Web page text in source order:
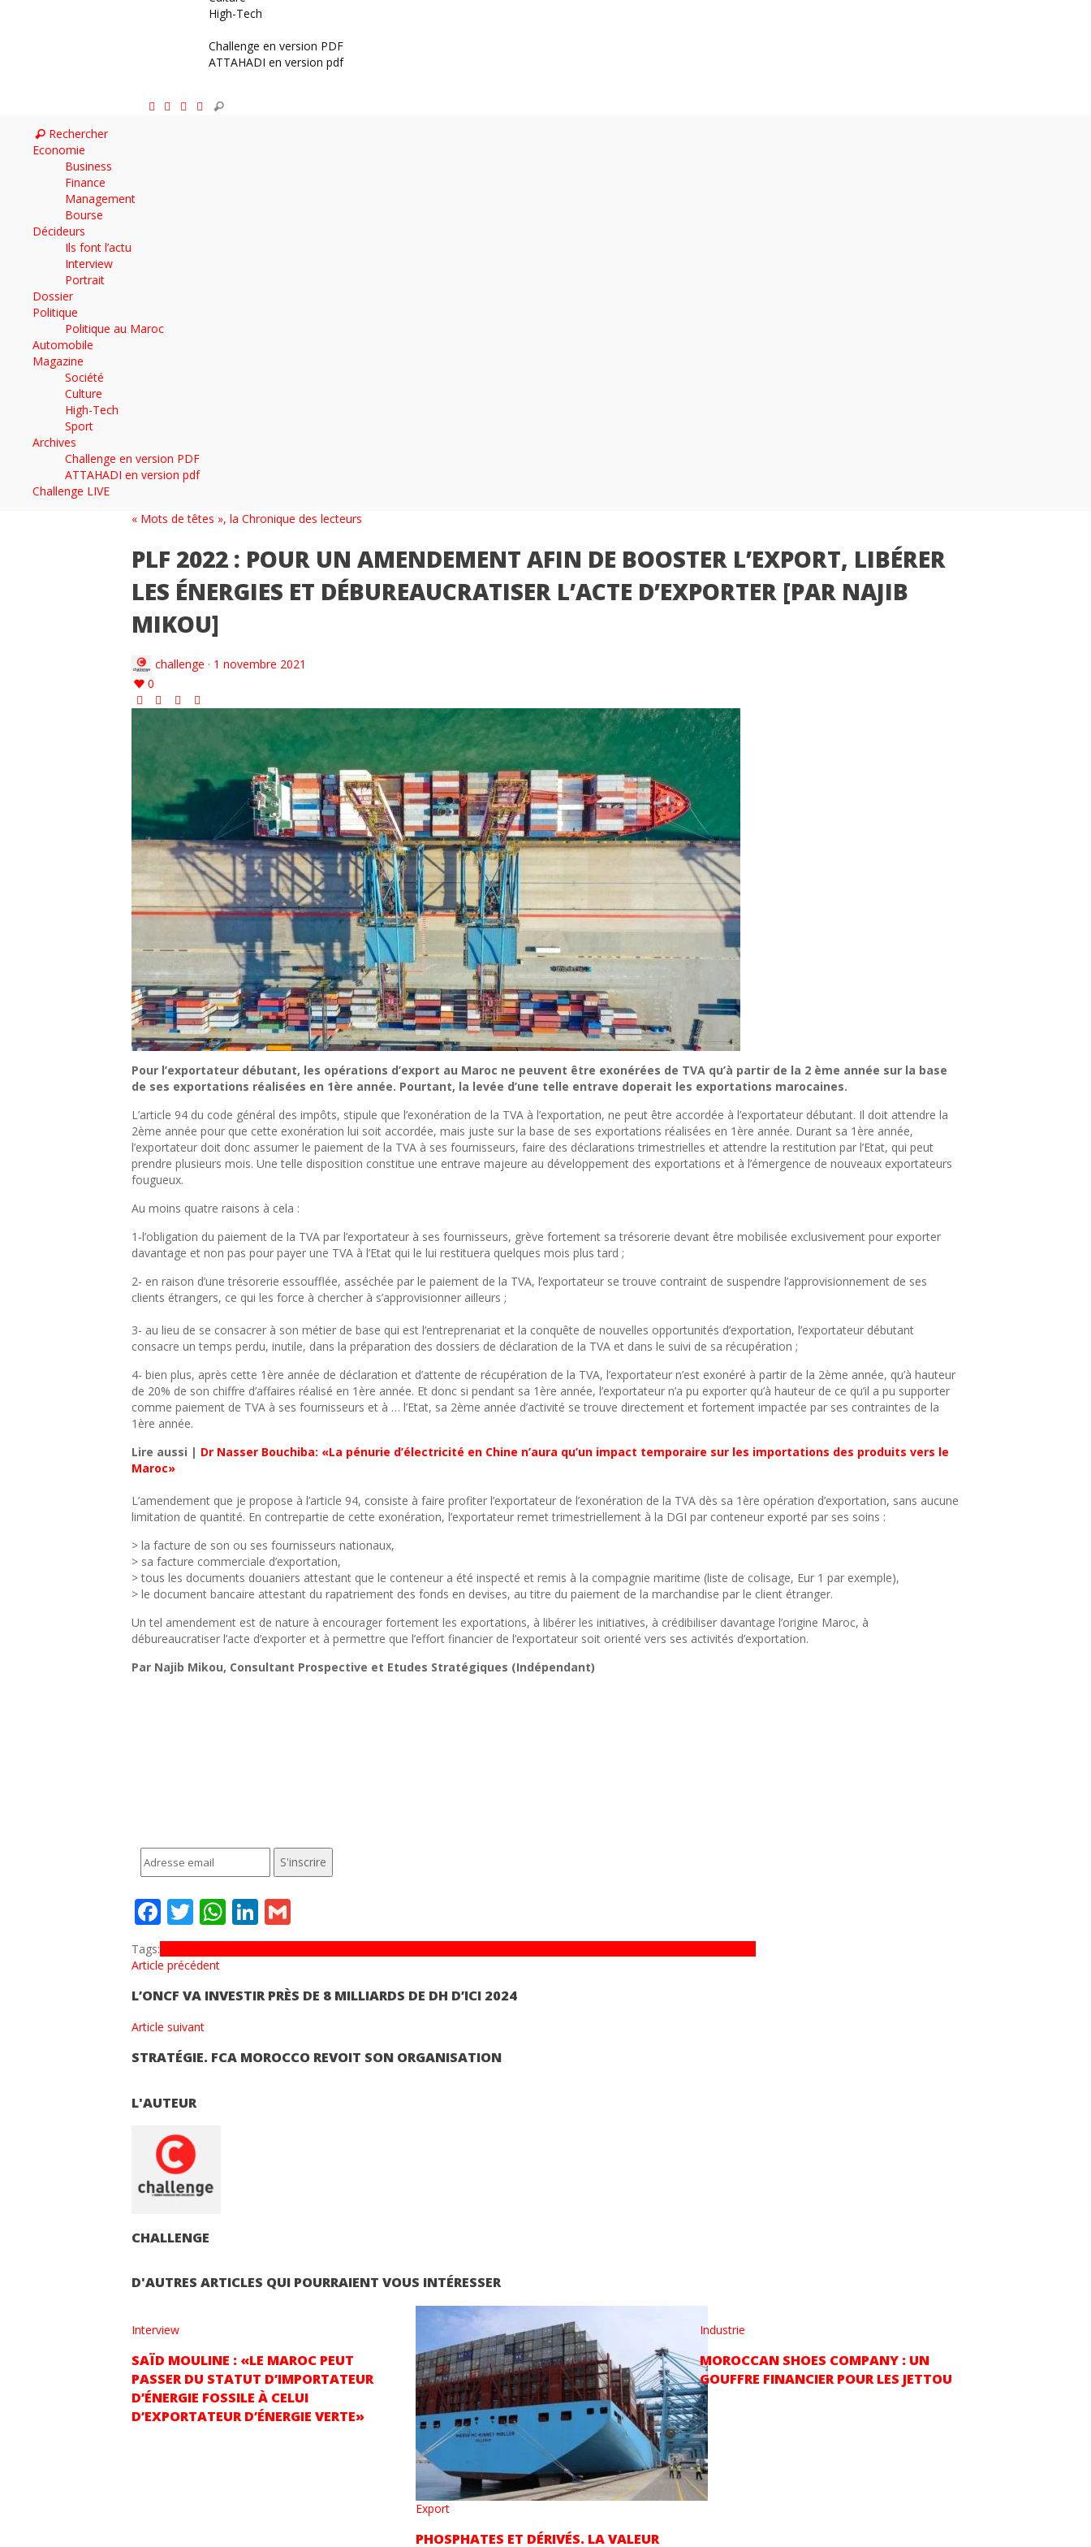
High-Tech
Challenge en version PDF
ATTAHADI en version pdf
Rechercher
Economie
Business
Finance
Management
Bourse
Décideurs
Ils font l’actu
Interview
Portrait
Dossier
Politique
Politique au Maroc
Automobile
Magazine
Société
Culture
High-Tech
Sport
Archives
Challenge en version PDF
ATTAHADI en version pdf
Challenge LIVE
« Mots de têtes », la Chronique des lecteurs
PLF 2022 : POUR UN AMENDEMENT AFIN DE BOOSTER L’EXPORT, LIBÉRER
LES ÉNERGIES ET DÉBUREAUCRATISER L’ACTE D’EXPORTER [PAR NAJIB
MIKOU]
challenge · 1 novembre 2021
0
Pour l’exportateur débutant, les opérations d’export au Maroc ne peuvent être exonérées de TVA qu’à partir de la 2 ème année sur la base
de ses exportations réalisées en 1ère année. Pourtant, la levée d’une telle entrave doperait les exportations marocaines.
L’article 94 du code général des impôts, stipule que l’exonération de la TVA à l’exportation, ne peut être accordée à l’exportateur débutant. Il doit attendre la
2ème année pour que cette exonération lui soit accordée, mais juste sur la base de ses exportations réalisées en 1ère année. Durant sa 1ère année,
l’exportateur doit donc assumer le paiement de la TVA à ses fournisseurs, faire des déclarations trimestrielles et attendre la restitution par l’Etat, qui peut
prendre plusieurs mois. Une telle disposition constitue une entrave majeure au développement des exportations et à l’émergence de nouveaux exportateurs
fougueux.
Au moins quatre raisons à cela :
1-l’obligation du paiement de la TVA par l’exportateur à ses fournisseurs, grève fortement sa trésorerie devant être mobilisée exclusivement pour exporter
davantage et non pas pour payer une TVA à l’Etat qui le lui restituera quelques mois plus tard ;
2- en raison d’une trésorerie essoufflée, asséchée par le paiement de la TVA, l’exportateur se trouve contraint de suspendre l’approvisionnement de ses
clients étrangers, ce qui les force à chercher à s’approvisionner ailleurs ;
3- au lieu de se consacrer à son métier de base qui est l’entreprenariat et la conquête de nouvelles opportunités d’exportation, l’exportateur débutant
consacre un temps perdu, inutile, dans la préparation des dossiers de déclaration de la TVA et dans le suivi de sa récupération ;
4- bien plus, après cette 1ère année de déclaration et d’attente de récupération de la TVA, l’exportateur n’est exonéré à partir de la 2ème année, qu’à hauteur
de 20% de son chiffre d’affaires réalisé en 1ère année. Et donc si pendant sa 1ère année, l’exportateur n’a pu exporter qu’à hauteur de ce qu’il a pu supporter
comme paiement de TVA à ses fournisseurs et à … l’Etat, sa 2ème année d’activité se trouve directement et fortement impactée par ses contraintes de la
1ère année.
Lire aussi | Dr Nasser Bouchiba: «La pénurie d’électricité en Chine n’aura qu’un impact temporaire sur les importations des produits vers le
Maroc»
L’amendement que je propose à l’article 94, consiste à faire profiter l’exportateur de l’exonération de la TVA dès sa 1ère opération d’exportation, sans aucune
limitation de quantité. En contrepartie de cette exonération, l’exportateur remet trimestriellement à la DGI par conteneur exporté par ses soins :
> la facture de son ou ses fournisseurs nationaux,
> sa facture commerciale d’exportation,
> tous les documents douaniers attestant que le conteneur a été inspecté et remis à la compagnie maritime (liste de colisage, Eur 1 par exemple),
> le document bancaire attestant du rapatriement des fonds en devises, au titre du paiement de la marchandise par le client étranger.
Un tel amendement est de nature à encourager fortement les exportations, à libérer les initiatives, à crédibiliser davantage l’origine Maroc, à
débureaucratiser l’acte d’exporter et à permettre que l’effort financier de l’exportateur soit orienté vers ses activités d’exportation.
Par Najib Mikou, Consultant Prospective et Etudes Stratégiques (Indépendant)
Facebook
Twitter
WhatsApp
LinkedIn
Tags:
Article précédent
L’ONCF VA INVESTIR PRÈS DE 8 MILLIARDS DE DH D’ICI 2024
Article suivant
STRATÉGIE. FCA MOROCCO REVOIT SON ORGANISATION
L'AUTEUR
CHALLENGE
D'AUTRES ARTICLES QUI POURRAIENT VOUS INTÉRESSER
Interview
SAÏD MOULINE : «LE MAROC PEUT
PASSER DU STATUT D’IMPORTATEUR
D’ÉNERGIE FOSSILE À CELUI
D’EXPORTATEUR D’ÉNERGIE VERTE»
Export
PHOSPHATES ET DÉRIVÉS. LA VALEUR
Industrie
MOROCCAN SHOES COMPANY : UN
GOUFFRE FINANCIER POUR LES JETTOU